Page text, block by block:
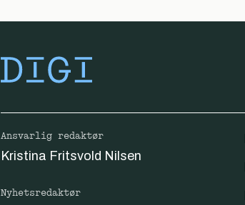
Ansvarlig redaktør
Kristina Fritsvold Nilsen
Nyhetsredaktør